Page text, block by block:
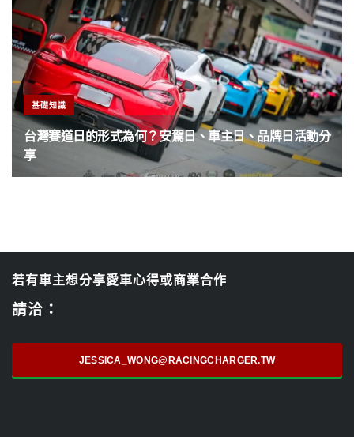
基礎知識
台灣賽道日的形式為何？安駕日、車主日、品牌日活動分
享
若有車主想分享愛車心得或商業合作
請洽：
JESSICA_WONG@RACINGCHARGER.TW